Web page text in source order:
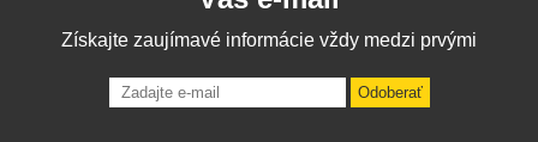
Získajte zaujímavé informácie vždy medzi prvými
Odoberať